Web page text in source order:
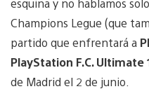
Champions Legue (que
partido que enfrentará a
PlayStation F.C. Ultimate
de Madrid el 2 de junio.